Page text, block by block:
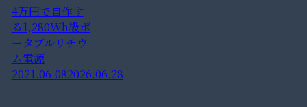
4万円で自作す
る1,280Wh級ポ
ータブルリチウ
ム電源
2021.06.082026.06.28